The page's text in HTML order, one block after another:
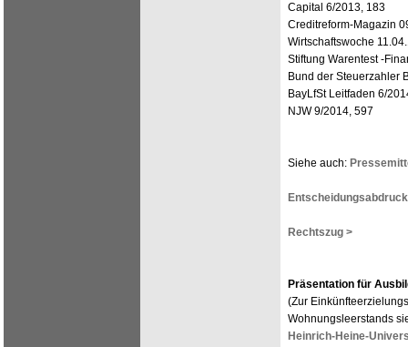
Capital 6/2013, 183
Creditreform-Magazin
Wirtschaftswoche
Stiftung Warentest -
Bund der Steuerzahler
BayLfSt Leitfaden 6/
NJW 9/2014, 597
Siehe auch:
Rechtszug >
Präsentation für
(Zur
Wohnungsleerstands
Heinrich-Heine-